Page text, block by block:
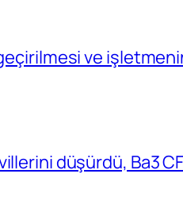
ve
düşürdü, Ba3